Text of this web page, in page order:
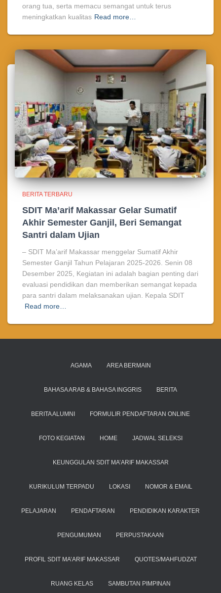
orang tua, serta memacu semangat untuk terus
meningkatkan kualitas Read more…
BERITA TERBARU
SDIT Ma’arif Makassar Gelar Sumatif
Akhir Semester Ganjil, Beri Semangat
Santri dalam Ujian
– SDIT Ma’arif Makassar menggelar Sumatif Akhir
Semester Ganjil Tahun Pelajaran 2025-2026. Senin 08
Desember 2025, Kegiatan ini adalah bagian penting dari
evaluasi pendidikan dan memberikan semangat kepada
para santri dalam melaksanakan ujian. Kepala SDIT
Read more…
AGAMA AREA BERMAIN
BAHASA ARAB & BAHASA INGGRIS BERITA
BERITA ALUMNI FORMULIR PENDAFTARAN ONLINE
FOTO KEGIATAN HOME JADWAL SELEKSI
KEUNGGULAN SDIT MA’ARIF MAKASSAR
KURIKULUM TERPADU LOKASI NOMOR & EMAIL
PELAJARAN PENDAFTARAN PENDIDIKAN KARAKTER
PENGUMUMAN PERPUSTAKAAN
PROFIL SDIT MA’ARIF MAKASSAR QUOTES/MAHFUDZAT
RUANG KELAS SAMBUTAN PIMPINAN